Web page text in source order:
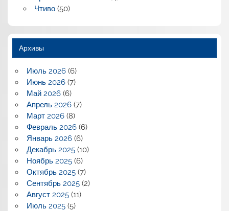
Чтиво(50)
Архивы
Июль 2026(6)
Июнь 2026(7)
Май 2026(6)
Апрель 2026(7)
Март 2026(8)
Февраль 2026(6)
Январь 2026(6)
Декабрь 2025(10)
Ноябрь 2025(6)
Октябрь 2025(7)
Сентябрь 2025(2)
Август 2025(11)
Июль 2025(5)